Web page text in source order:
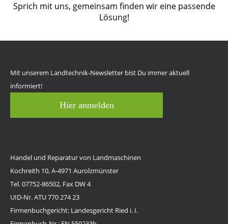
Sprich mit uns, gemeinsam finden wir eine passende
Lösung!
Mit unserem Landtechnik-Newsletter bist Du immer aktuell
informiert!
Hier anmelden
Handel und Reparatur von Landmaschinen
Kochreith 10, A-4971 Aurolzmünster
Tel. 07752-86502, Fax DW 4
UID-Nr. ATU 770 274 23
Firmenbuchgericht: Landesgericht Ried i. I.